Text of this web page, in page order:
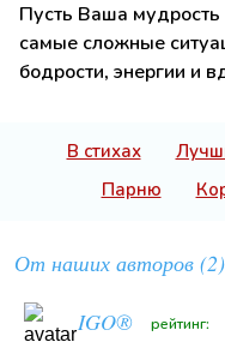
Пусть Ваша мудрость
самые сложные
бодрости, энергии и
В стихах
Парню
От наших авторов
IGO® рейтинг: